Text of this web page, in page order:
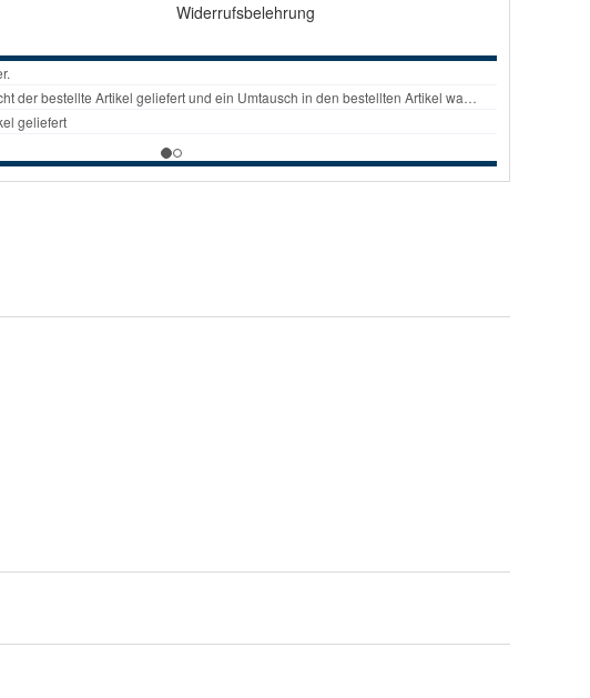
Widerrufsbelehrung